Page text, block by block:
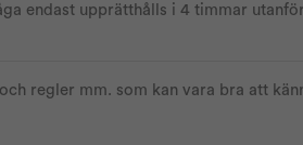
endast upprätthålls i 4 timmar
regler mm. som kan vara bra att